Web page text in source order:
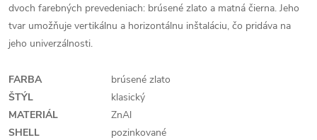
dvoch farebných prevedeniach: brúsené zlato a matná čierna. Jeho
tvar umožňuje vertikálnu a horizontálnu inštaláciu, čo pridáva na
jeho univerzálnosti.
FARBA
brúsené zlato
ŠTÝL
klasický
MATERIÁL
ZnAl
SHELL
pozinkované